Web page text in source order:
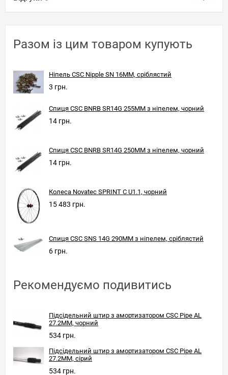
Разом із цим товаром купують
Ніпель CSC Nipple SN 16MM, сріблястий
3 грн.
Спиця CSC BNRB SR14G 255MM з ніпелем, чорний
14 грн.
Спиця CSC BNRB SR14G 250MM з ніпелем, чорний
14 грн.
Колеса Novatec SPRINT C U1.1, чорний
15 483 грн.
Спиця CSC SNS 14G 290MM з ніпелем, сріблястий
6 грн.
Рекомендуємо подивитись
Підсідельний штир з амортизатором CSC Pipe AL
27.2MM, чорний
534 грн.
Підсідельний штир з амортизатором CSC Pipe AL
27.2MM, сірий
534 грн.